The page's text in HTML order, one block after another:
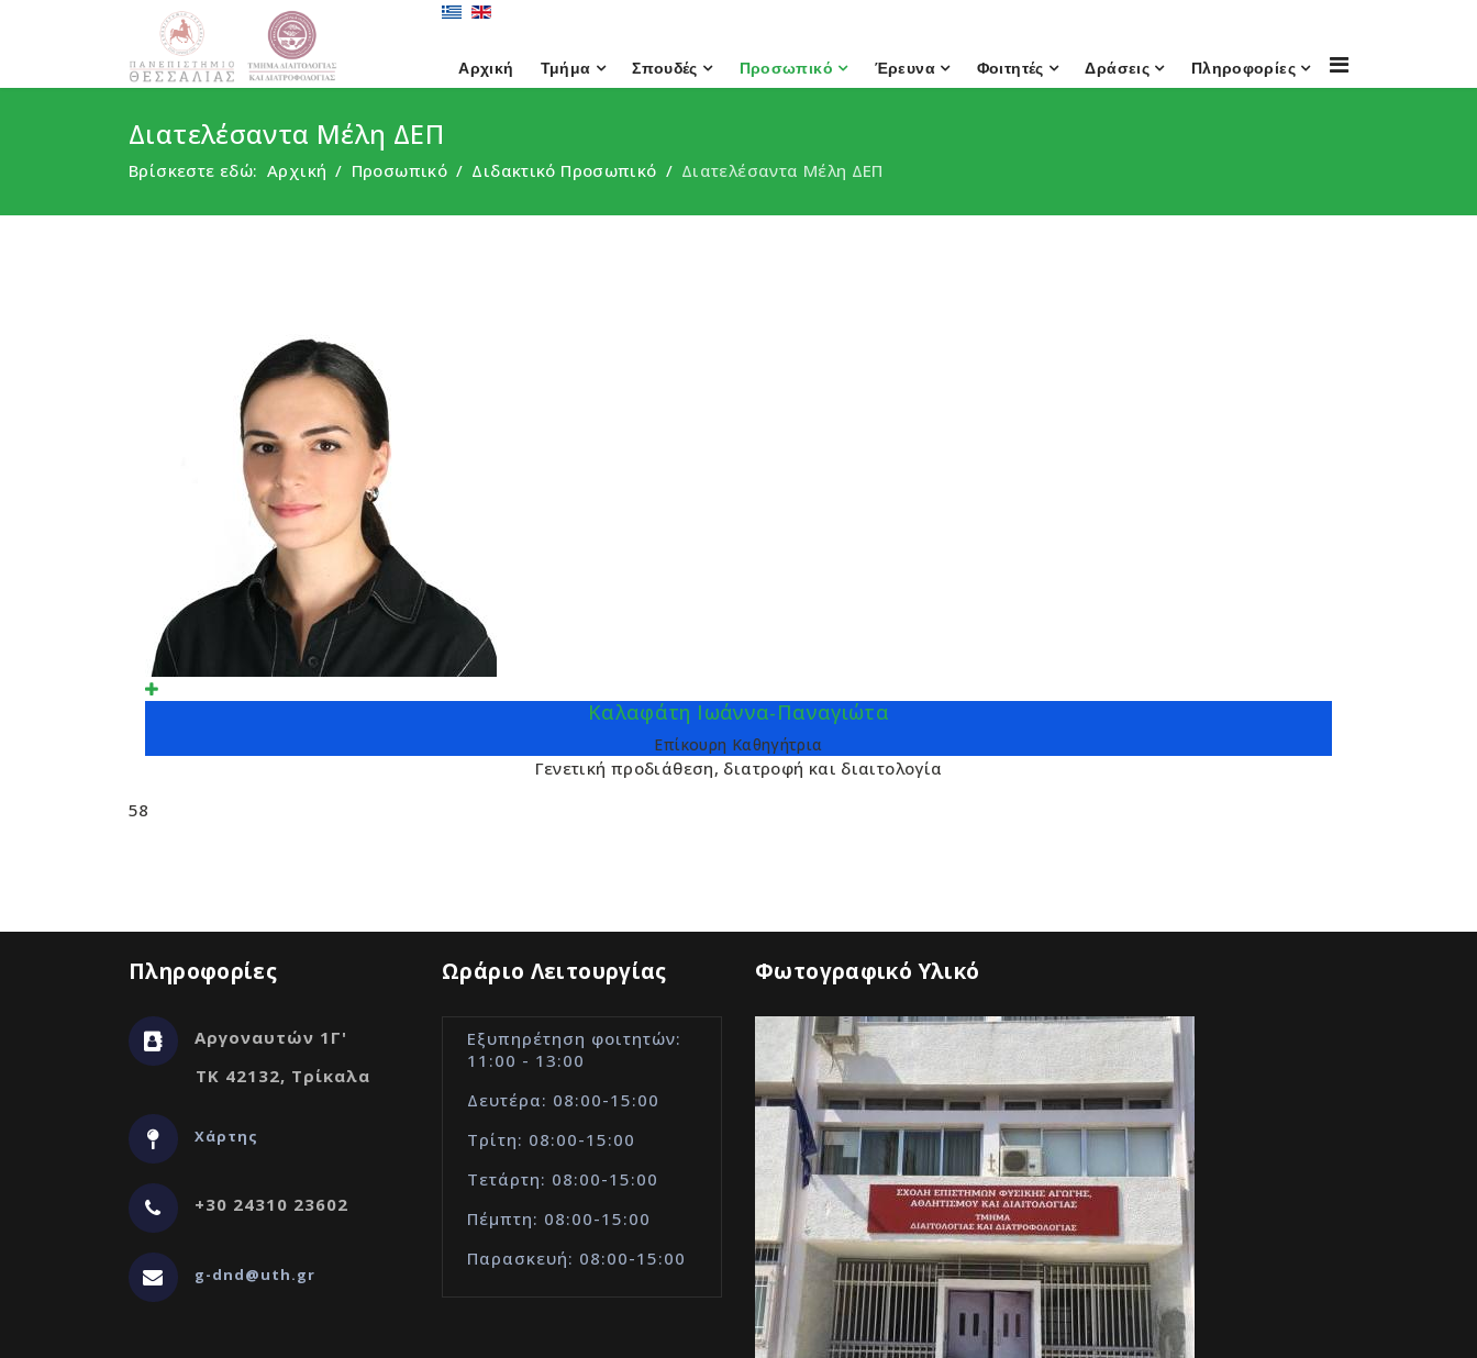
Αρχική Τμήμα Σπουδές Προσωπικό Έρευνα Φοιτητές Δράσεις Πληροφορίες
Διατελέσαντα Μέλη ΔΕΠ
Βρίσκεστε εδώ: Αρχική Προσωπικό Διδακτικό Προσωπικό Διατελέσαντα Μέλη ΔΕΠ
Καλαφάτη Ιωάννα-Παναγιώτα
Επίκουρη Καθηγήτρια
Γενετική προδιάθεση, διατροφή και διαιτολογία
58
Πληροφορίες
Αργοναυτών 1Γ'
ΤΚ 42132, Τρίκαλα
Χάρτης
+30 24310 23602
g-dnd@uth.gr
Ωράριο Λειτουργίας
Εξυπηρέτηση φοιτητών:
11:00 - 13:00
Δευτέρα: 08:00-15:00
Τρίτη: 08:00-15:00
Τετάρτη: 08:00-15:00
Πέμπτη: 08:00-15:00
Παρασκευή: 08:00-15:00
Φωτογραφικό Υλικό